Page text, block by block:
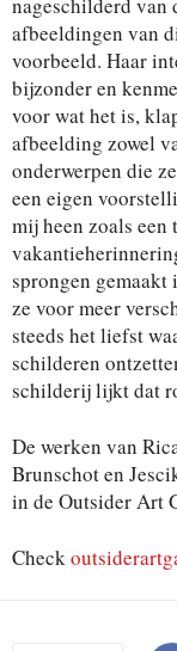
afbeeldingen van
voorbeeld. Haar
bijzonder en
voor wat het is,
afbeelding zowel
onderwerpen die
een eigen
mij heen zoals
sprongen
ze voor meer
steeds het liefst
schilderen
schilderij lijkt dat
De werken van
Brunschot en
in de Outsider Art
Check